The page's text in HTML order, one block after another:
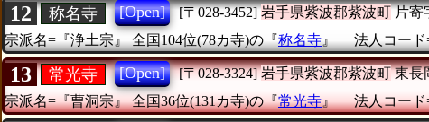
12 称名寺 [Open] [〒028-3452] 岩手県紫波郡紫波町片寄
宗派名=『浄土宗』
全国104位(78カ寺)の『称名寺 』 法人コード
13 常光寺 [Open] [〒028-3324] 岩手県紫波郡紫波町東長
宗派名=『曹洞宗』 全国36位(131カ寺)の『常光寺』 法人コード